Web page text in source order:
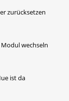
zurücksetzen
wechseln
ist da